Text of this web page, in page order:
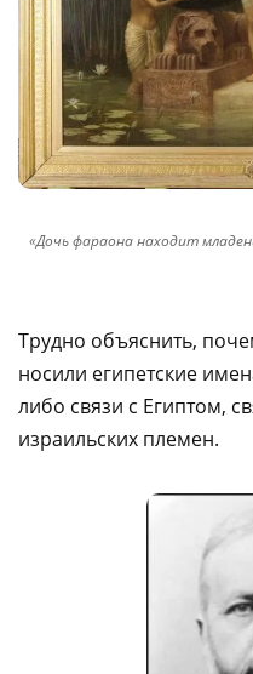
«Дочь фараона находит
Трудно объяснить,
носили египетские
либо связи с Египтом,
израильских племен.